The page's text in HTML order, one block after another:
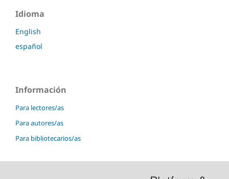
Idioma
English
español
Información
Para lectores/as
Para autores/as
Para bibliotecarios/as